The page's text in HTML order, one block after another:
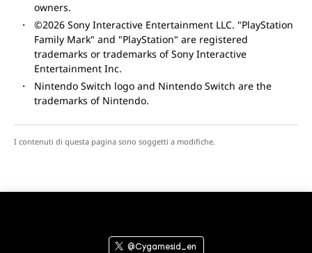
owners.
©2026 Sony Interactive Entertainment LLC. "PlayStation
Family Mark" and "PlayStation" are registered
trademarks or trademarks of Sony Interactive
Entertainment Inc.
Nintendo Switch logo and Nintendo Switch are the
trademarks of Nintendo.
I contenuti di questa pagina sono soggetti a modifiche.
@Cygamesid_en